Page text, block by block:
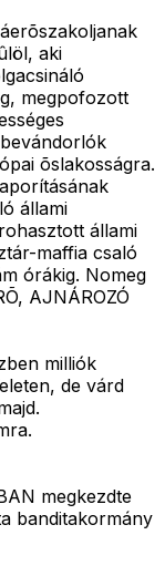
aki
megpofozott
õslakosságra.
állami
állami
maffia csaló
órákig. Nomeg
AJNÁROZÓ
milliók
de várd
megkezdte
banditakormány